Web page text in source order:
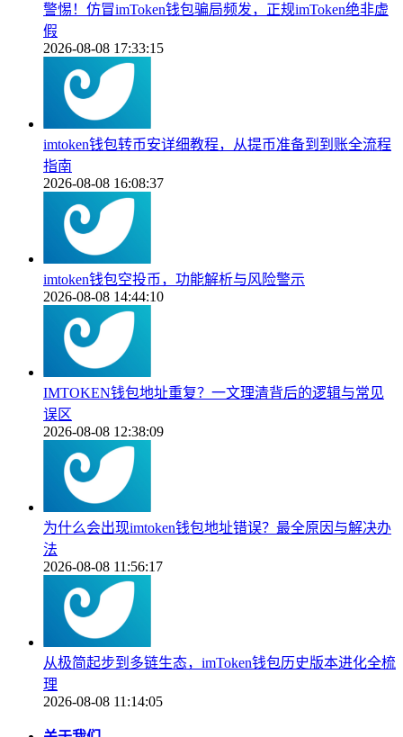
警惕！仿冒imToken钱包骗局频发，正规imToken绝非虚
假
2026-08-08 17:33:15
imtoken钱包转币安详细教程，从提币准备到到账全流程
指南
2026-08-08 16:08:37
imtoken钱包空投币，功能解析与风险警示
2026-08-08 14:44:10
IMTOKEN钱包地址重复？一文理清背后的逻辑与常见
误区
2026-08-08 12:38:09
为什么会出现imtoken钱包地址错误？最全原因与解决办
法
2026-08-08 11:56:17
从极简起步到多链生态，imToken钱包历史版本进化全梳
理
2026-08-08 11:14:05